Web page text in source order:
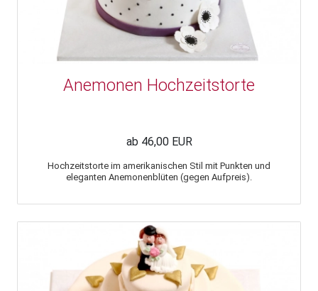
Anemonen Hochzeitstorte
ab 46,00 EUR
Hochzeitstorte im amerikanischen Stil mit Punkten und
eleganten Anemonenblüten (gegen Aufpreis).